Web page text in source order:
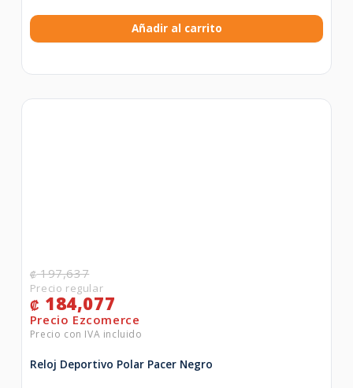
Añadir al carrito
₡197,637
₡ 184,077
Reloj Deportivo Polar Pacer Negro